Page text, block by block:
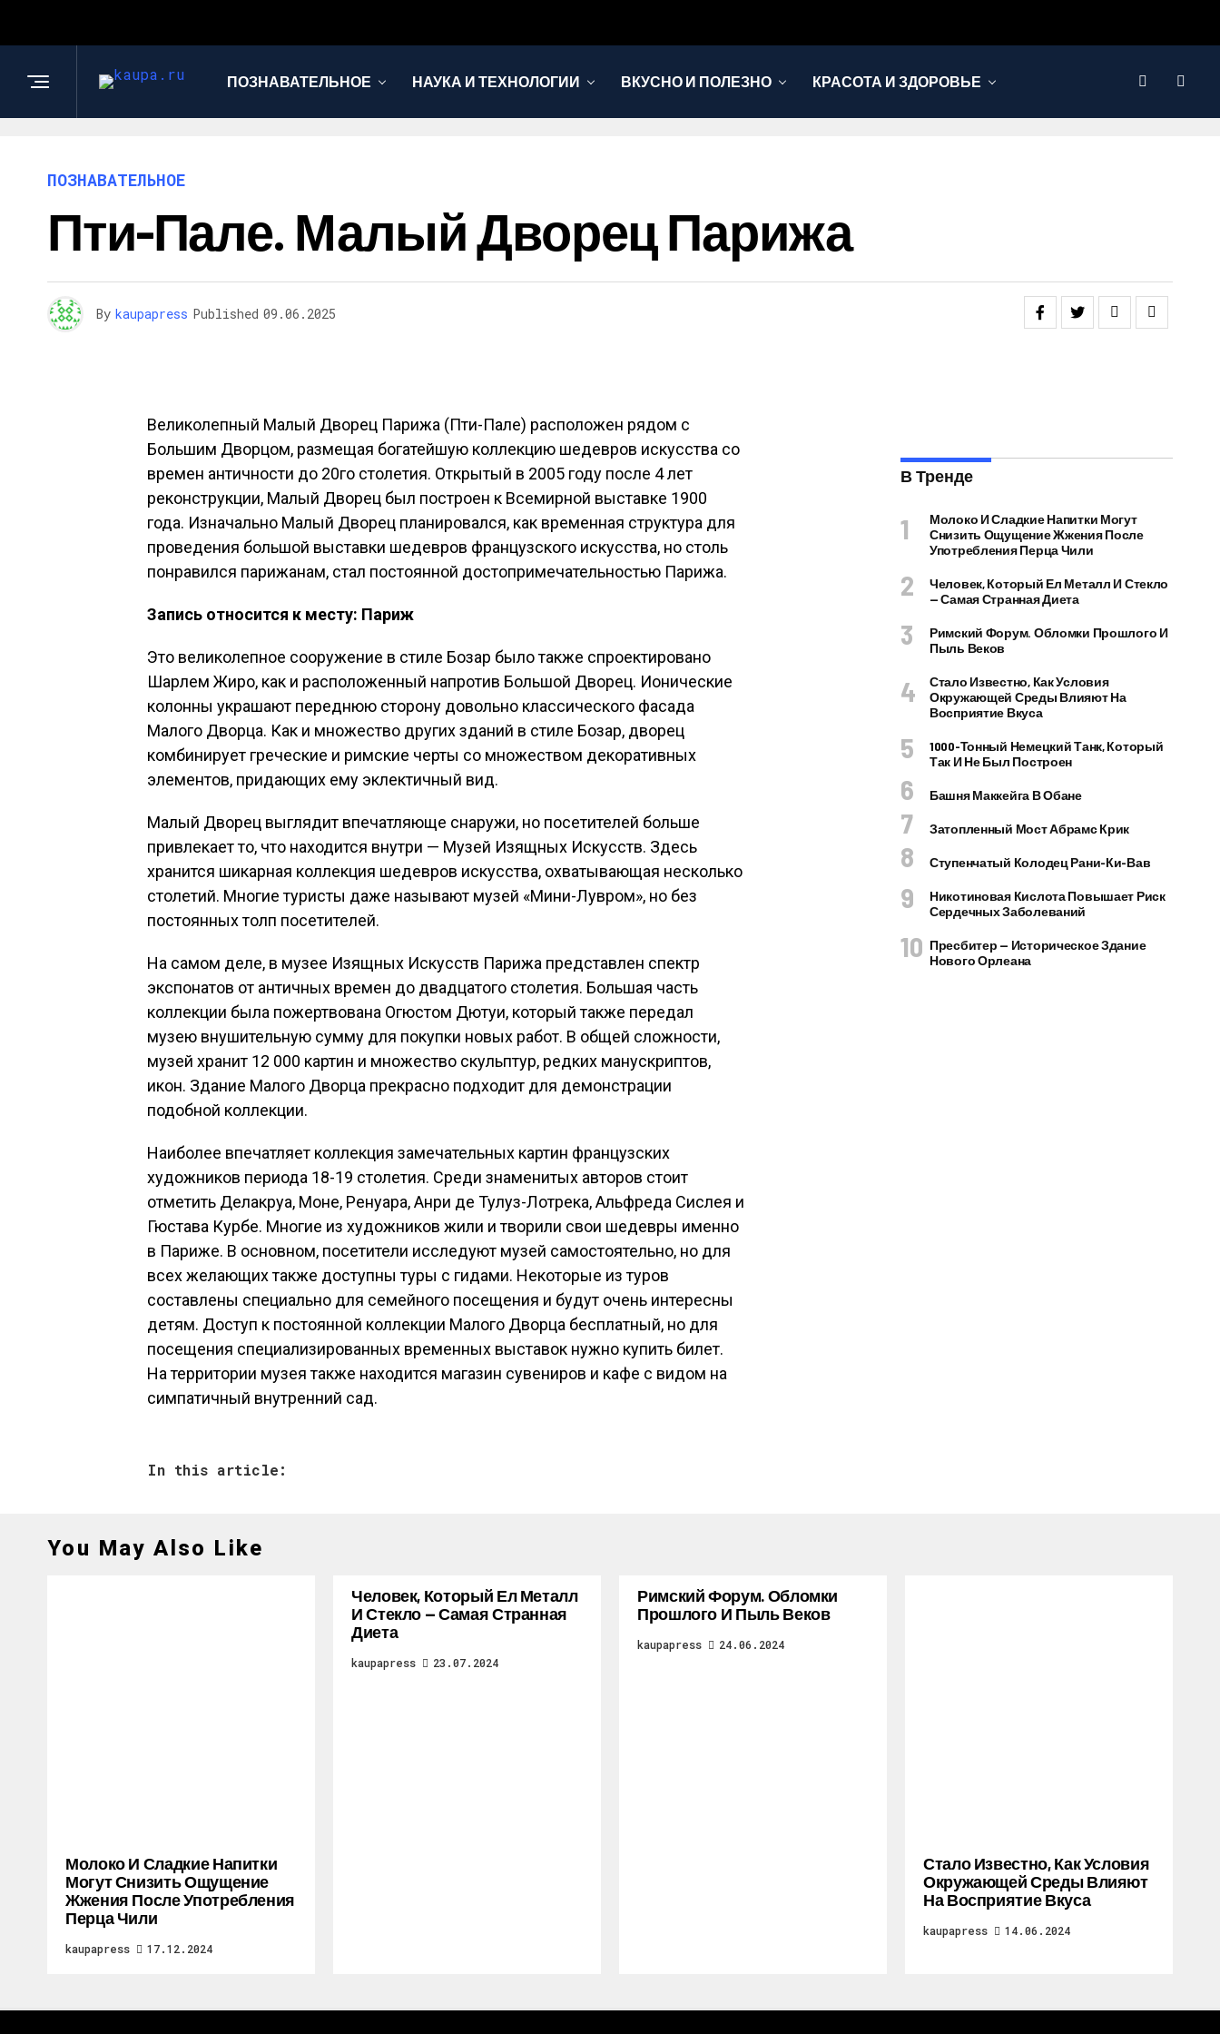
ПОЗНАВАТЕЛЬНОЕ НАУКА И ТЕХНОЛОГИИ ВКУСНО И ПОЛЕЗНО КРАСОТА И ЗДОРОВЬЕ
ПОЗНАВАТЕЛЬНОЕ
Пти-Пале. Малый Дворец Парижа
By kaupapress Published 09.06.2025
Великолепный Малый Дворец Парижа (Пти-Пале) расположен рядом с
Большим Дворцом, размещая богатейшую коллекцию шедевров искусства со
времен античности до 20го столетия. Открытый в 2005 году после 4 лет
реконструкции, Малый Дворец был построен к Всемирной выставке 1900
года. Изначально Малый Дворец планировался, как временная структура для
проведения большой выставки шедевров французского искусства, но столь
понравился парижанам, стал постоянной достопримечательностью Парижа.
Запись относится к месту: Париж
Это великолепное сооружение в стиле Бозар было также спроектировано
Шарлем Жиро, как и расположенный напротив Большой Дворец. Ионические
колонны украшают переднюю сторону довольно классического фасада
Малого Дворца. Как и множество других зданий в стиле Бозар, дворец
комбинирует греческие и римские черты со множеством декоративных
элементов, придающих ему эклектичный вид.
Малый Дворец выглядит впечатляюще снаружи, но посетителей больше
привлекает то, что находится внутри — Музей Изящных Искусств. Здесь
хранится шикарная коллекция шедевров искусства, охватывающая несколько
столетий. Многие туристы даже называют музей «Мини-Лувром», но без
постоянных толп посетителей.
На самом деле, в музее Изящных Искусств Парижа представлен спектр
экспонатов от античных времен до двадцатого столетия. Большая часть
коллекции была пожертвована Огюстом Дютуи, который также передал
музею внушительную сумму для покупки новых работ. В общей сложности,
музей хранит 12 000 картин и множество скульптур, редких манускриптов,
икон. Здание Малого Дворца прекрасно подходит для демонстрации
подобной коллекции.
Наиболее впечатляет коллекция замечательных картин французских
художников периода 18-19 столетия. Среди знаменитых авторов стоит
отметить Делакруа, Моне, Ренуара, Анри де Тулуз-Лотрека, Альфреда Сислея и
Гюстава Курбе. Многие из художников жили и творили свои шедевры именно
в Париже. В основном, посетители исследуют музей самостоятельно, но для
всех желающих также доступны туры с гидами. Некоторые из туров
составлены специально для семейного посещения и будут очень интересны
детям. Доступ к постоянной коллекции Малого Дворца бесплатный, но для
посещения специализированных временных выставок нужно купить билет.
На территории музея также находится магазин сувениров и кафе с видом на
симпатичный внутренний сад.
In this article:
В Тренде
Молоко И Сладкие Напитки Могут
Снизить Ощущение Жжения После
Употребления Перца Чили
Человек, Который Ел Металл И Стекло
— Самая Странная Диета
Римский Форум. Обломки Прошлого И
Пыль Веков
Стало Известно, Как Условия
Окружающей Среды Влияют На
Восприятие Вкуса
1000-Тонный Немецкий Танк, Который
Так И Не Был Построен
Башня Маккейга В Обане
Затопленный Мост Абрамс Крик
Ступенчатый Колодец Рани-Ки-Вав
Никотиновая Кислота Повышает Риск
Сердечных Заболеваний
Пресбитер — Историческое Здание
Нового Орлеана
You May Also Like
Молоко И Сладкие Напитки
Могут Снизить Ощущение
Жжения После Употребления
Перца Чили
kaupapress 17.12.2024
Человек, Который Ел Металл
И Стекло — Самая Странная
Диета
kaupapress 23.07.2024
Римский Форум. Обломки
Прошлого И Пыль Веков
kaupapress 24.06.2024
Стало Известно, Как Условия
Окружающей Среды Влияют
На Восприятие Вкуса
kaupapress 14.06.2024